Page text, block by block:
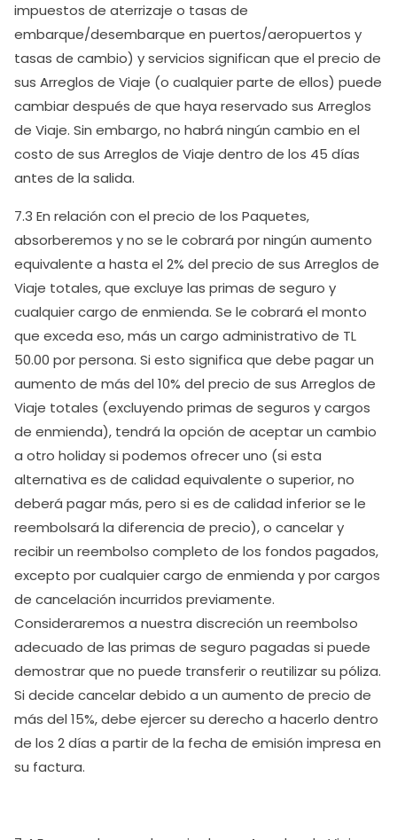
impuestos de aterrizaje o tasas de
embarque/desembarque en puertos/aeropuertos y
tasas de cambio) y servicios significan que el precio de
sus Arreglos de Viaje (o cualquier parte de ellos) puede
cambiar después de que haya reservado sus Arreglos
de Viaje. Sin embargo, no habrá ningún cambio en el
costo de sus Arreglos de Viaje dentro de los 45 días
antes de la salida.
7.3 En relación con el precio de los Paquetes,
absorberemos y no se le cobrará por ningún aumento
equivalente a hasta el 2% del precio de sus Arreglos de
Viaje totales, que excluye las primas de seguro y
cualquier cargo de enmienda. Se le cobrará el monto
que exceda eso, más un cargo administrativo de TL
50.00 por persona. Si esto significa que debe pagar un
aumento de más del 10% del precio de sus Arreglos de
Viaje totales (excluyendo primas de seguros y cargos
de enmienda), tendrá la opción de aceptar un cambio
a otro holiday si podemos ofrecer uno (si esta
alternativa es de calidad equivalente o superior, no
deberá pagar más, pero si es de calidad inferior se le
reembolsará la diferencia de precio), o cancelar y
recibir un reembolso completo de los fondos pagados,
excepto por cualquier cargo de enmienda y por cargos
de cancelación incurridos previamente.
Consideraremos a nuestra discreción un reembolso
adecuado de las primas de seguro pagadas si puede
demostrar que no puede transferir o reutilizar su póliza.
Si decide cancelar debido a un aumento de precio de
más del 15%, debe ejercer su derecho a hacerlo dentro
de los 2 días a partir de la fecha de emisión impresa en
su factura.